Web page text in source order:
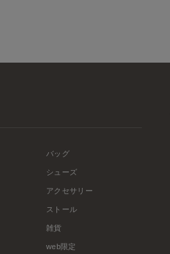
バッグ
シューズ
アクセサリー
ストール
雑貨
web限定